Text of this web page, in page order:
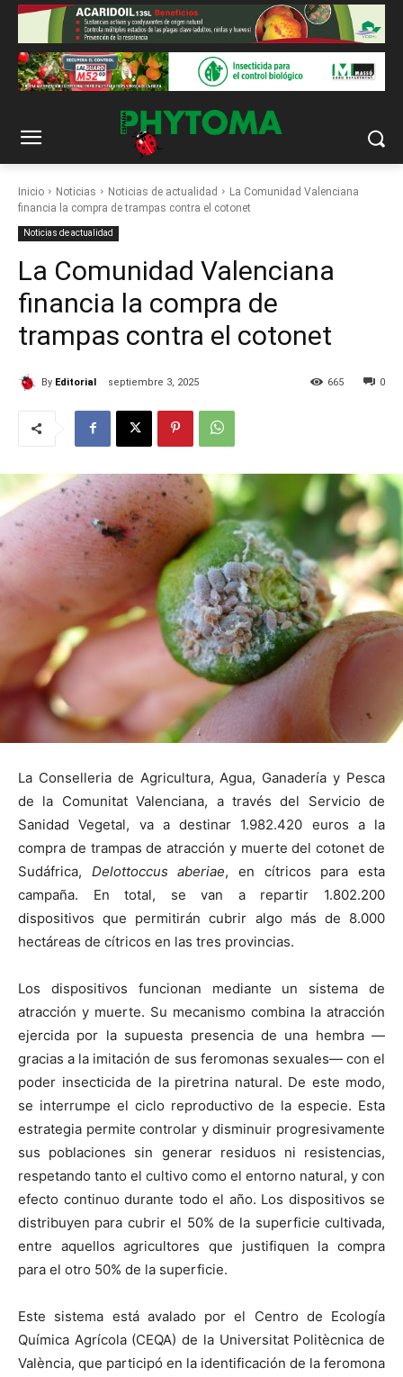
Inicio Noticias Noticias de actualidad
La Comunidad Valenciana
financia la compra de trampas contra el cotonet
Noticias de actualidad
La Comunidad Valenciana
financia la compra de
trampas contra el cotonet
By Editorial septiembre 3, 2025 0
665
La Conselleria de Agricultura, Agua, Ganadería y Pesca
de la Comunitat Valenciana, a través del Servicio de
Sanidad Vegetal, va a destinar 1.982.420 euros a la
compra de trampas de atracción y muerte del cotonet de
Sudáfrica, Delottoccus aberiae, en cítricos para esta
campaña. En total, se van a repartir 1.802.200
dispositivos que permitirán cubrir algo más de 8.000
hectáreas de cítricos en las tres provincias.
Los dispositivos funcionan mediante un sistema de
atracción y muerte. Su mecanismo combina la atracción
ejercida por la supuesta presencia de una hembra —
gracias a la imitación de sus feromonas sexuales— con el
poder insecticida de la piretrina natural. De este modo,
se interrumpe el ciclo reproductivo de la especie. Esta
estrategia permite controlar y disminuir progresivamente
sus poblaciones sin generar residuos ni resistencias,
respetando tanto el cultivo como el entorno natural, y con
efecto continuo durante todo el año. Los dispositivos se
distribuyen para cubrir el 50% de la superficie cultivada,
entre aquellos agricultores que justifiquen la compra
para el otro 50% de la superficie.
Este sistema está avalado por el Centro de Ecología
Química Agrícola (CEQA) de la Universitat Politècnica de
València, que participó en la identificación de la feromona